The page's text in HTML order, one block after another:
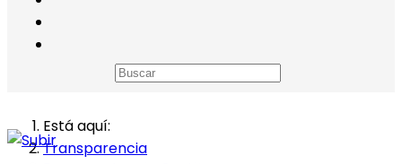
Está aquí:
Transparencia